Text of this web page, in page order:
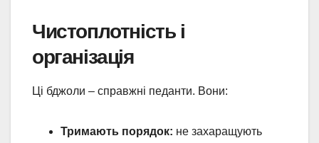
Чистоплотність і
організація
Ці бджоли – справжні педанти. Вони:
Тримають порядок: не захаращують